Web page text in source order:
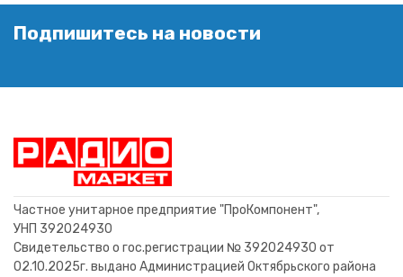
Подпишитесь на новости
Частное унитарное предприятие "ПроКомпонент",
УНП 392024930
Свидетельство о гос.регистрации № 392024930 от
02.10.2025г. выдано Администрацией Октябрьского района